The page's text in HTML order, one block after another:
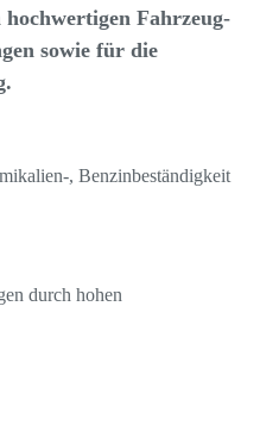
Fahrzeug-
sowie für die
, Benzinbeständigkeit
durch hohen